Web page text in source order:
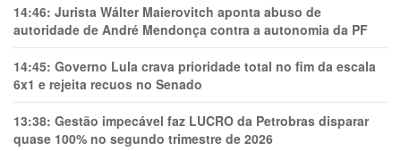
14:46: Jurista Wálter Maierovitch aponta abuso de
autoridade de André Mendonça contra a autonomia da PF
14:45: Governo Lula crava prioridade total no fim da escala
6x1 e rejeita recuos no Senado
13:38: Gestão impecável faz LUCRO da Petrobras disparar
quase 100% no segundo trimestre de 2026